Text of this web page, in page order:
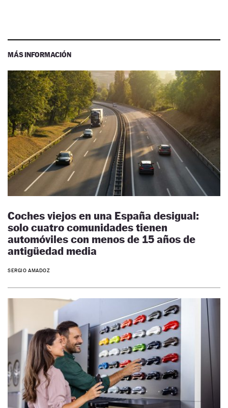
MÁS INFORMACIÓN
Coches viejos en una España desigual:
solo cuatro comunidades tienen
automóviles con menos de 15 años de
antigüedad media
SERGIO AMADOZ